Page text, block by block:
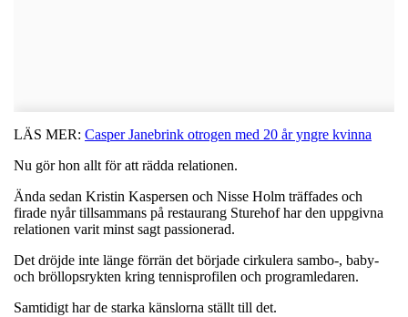
LÄS MER: Casper Janebrink otrogen med 20 år yngre kvinna
Nu gör hon allt för att rädda relationen.
Ända sedan Kristin Kaspersen och Nisse Holm träffades och
firade nyår tillsammans på restaurang Sturehof har den uppgivna
relationen varit minst sagt passionerad.
Det dröjde inte länge förrän det började cirkulera sambo-, baby-
och bröllopsrykten kring tennisprofilen och programledaren.
Samtidigt har de starka känslorna ställt till det.